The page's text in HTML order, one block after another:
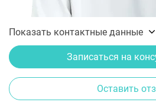
Показать контактные данные
Записаться на
Оставить